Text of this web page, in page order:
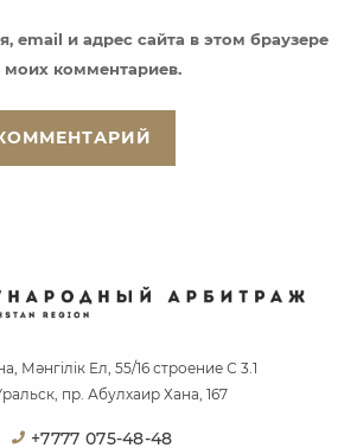
email и адрес сайта в этом браузере
комментариев.
Мәнгілік Ел, 55/16 строение С 3.1
пр. Абулхаир Хана, 167
+7777 075-48-48